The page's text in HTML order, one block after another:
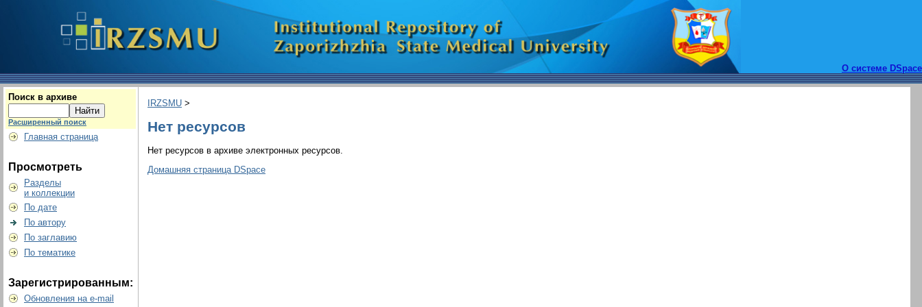
О системе DSpace
Поиск в архиве
Расширенный поиск
Главная страница
Просмотреть
Разделы
и коллекции
По дате
По автору
По заглавию
По тематике
Зарегистрированным:
Обновления на e-mail
IRZSMU >
Нет ресурсов
Нет ресурсов в архиве электронных ресурсов.
Домашняя страница DSpace